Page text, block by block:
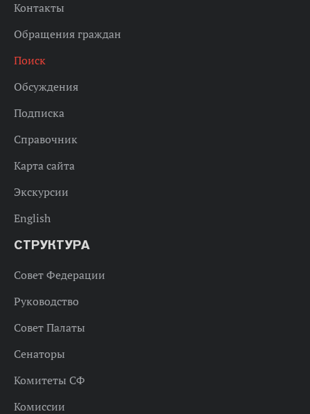
Контакты
Обращения граждан
Поиск
Обсуждения
Подписка
Справочник
Карта сайта
Экскурсии
English
СТРУКТУРА
Совет Федерации
Руководство
Совет Палаты
Сенаторы
Комитеты СФ
Комиссии